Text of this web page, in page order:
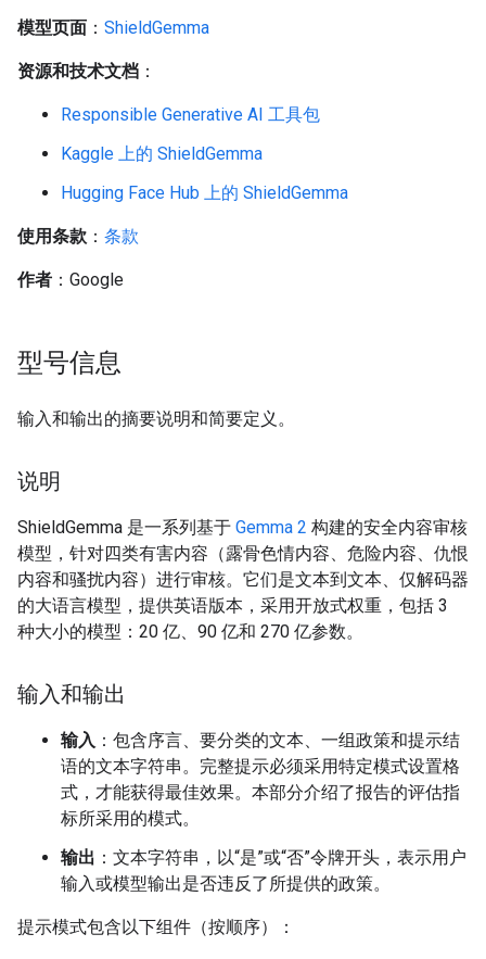
模型页面 ： ShieldGemma
资源和技术文档 ：
Responsible Generative AI 工具包
Kaggle 上的 ShieldGemma
Hugging Face Hub 上的 ShieldGemma
使用条款 ： 条款
作者 ：Google
型号信息
输入和输出的摘要说明和简要定义。
说明
ShieldGemma 是一系列基于 Gemma 2 构建的安全内容审核
模型，针对四类有害内容（露骨色情内容、危险内容、仇恨
内容和骚扰内容）进行审核。它们是文本到文本、仅解码器
的大语言模型，提供英语版本，采用开放式权重，包括 3
种大小的模型：20 亿、90 亿和 270 亿参数。
输入和输出
输入 ：包含序言、要分类的文本、一组政策和提示结
语的文本字符串。完整提示必须采用特定模式设置格
式，才能获得最佳效果。本部分介绍了报告的评估指
标所采用的模式。
输出 ：文本字符串，以“是”或“否”令牌开头，表示用户
输入或模型输出是否违反了所提供的政策。
提示模式包含以下组件（按顺序）：